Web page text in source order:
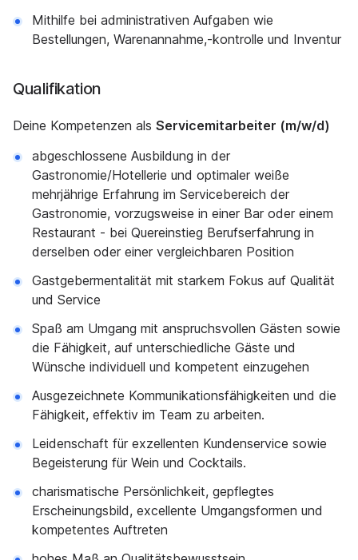
Mithilfe bei administrativen Aufgaben wie
Bestellungen, Warenannahme,-kontrolle und Inventur
Qualifikation
Deine Kompetenzen als Servicemitarbeiter (m/w/d)
abgeschlossene Ausbildung in der
Gastronomie/Hotellerie und optimaler weiße
mehrjährige Erfahrung im Servicebereich der
Gastronomie, vorzugsweise in einer Bar oder einem
Restaurant - bei Quereinstieg Berufserfahrung in
derselben oder einer vergleichbaren Position
Gastgebermentalität mit starkem Fokus auf Qualität
und Service
Spaß am Umgang mit anspruchsvollen Gästen sowie
die Fähigkeit, auf unterschiedliche Gäste und
Wünsche individuell und kompetent einzugehen
Ausgezeichnete Kommunikationsfähigkeiten und die
Fähigkeit, effektiv im Team zu arbeiten.
Leidenschaft für exzellenten Kundenservice sowie
Begeisterung für Wein und Cocktails.
charismatische Persönlichkeit, gepflegtes
Erscheinungsbild, excellente Umgangsformen und
kompetentes Auftreten